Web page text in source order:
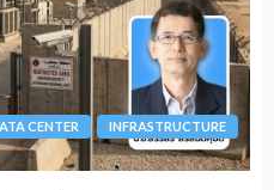
CENTER
INFRASTRUCTURE